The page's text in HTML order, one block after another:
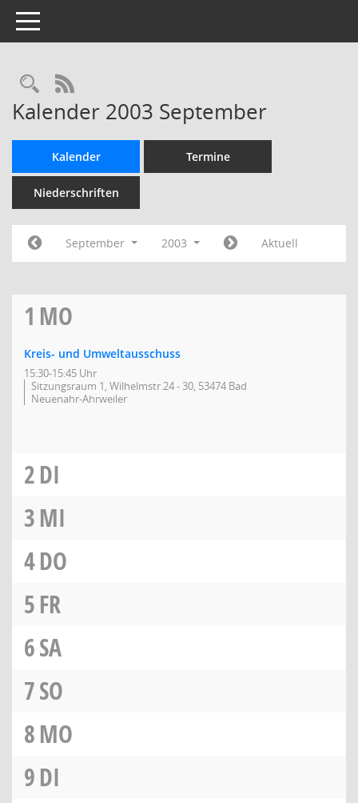
Toggle navigation
Rechercheauswahl
RSS-Feed
Kalender 2003 September
Kalender Termine
Niederschriften
September 2003 Aktuell
1 MO
Kreis- und Umweltausschuss
15:30-15:45 Uhr
Sitzungsraum 1, Wilhelmstr.24 - 30, 53474 Bad
Neuenahr-Ahrweiler
2DI
3MI
4DO
5FR
6SA
7SO
8MO
9DI